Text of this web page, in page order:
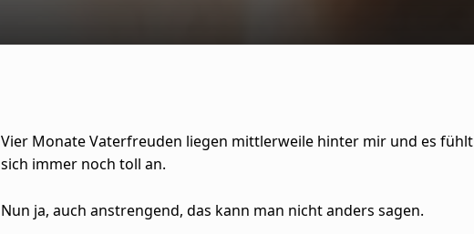
Vier Monate Vaterfreuden liegen mittlerweile hinter mir und es fühlt
sich immer noch toll an.
Nun ja, auch anstrengend, das kann man nicht anders sagen.